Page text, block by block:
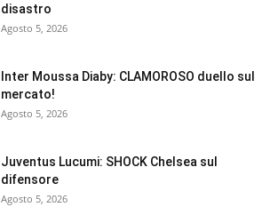
disastro
Agosto 5, 2026
Inter Moussa Diaby: CLAMOROSO duello sul
mercato!
Agosto 5, 2026
Juventus Lucumi: SHOCK Chelsea sul
difensore
Agosto 5, 2026